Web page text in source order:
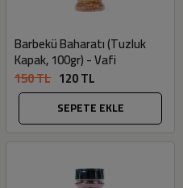
Barbekü Baharatı (Tuzluk
Kapak, 100gr) - Vafi
150 TL 120 TL
SEPETE EKLE